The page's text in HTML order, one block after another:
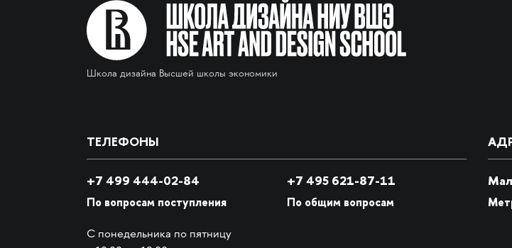
Школа дизайна Высшей школы экономики
ТЕЛЕФОНЫ
+7 499 444-02-84
По вопросам поступления
С понедельника по пятницу
+7 495 621-87-11
По общим вопросам